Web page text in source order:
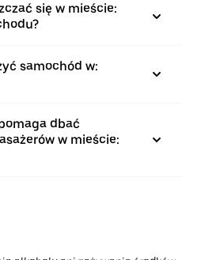
się w mieście:
samochód w:
dbać
w mieście: